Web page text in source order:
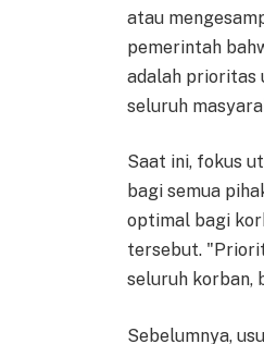
atau
pemerintah
adalah prioritas
seluruh
Saat ini, fokus
bagi semua
optimal bagi
tersebut.
seluruh korban,
Sebelumnya,